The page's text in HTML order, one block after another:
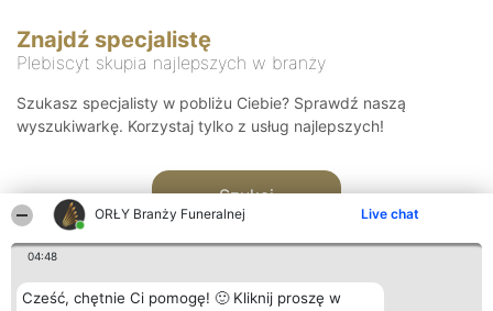
ORŁY Branży Funeralnej Live chat
04:48
Cześć, chętnie Ci pomogę! 🙂 Kliknij proszę w
Znajdź specjalistę
Plebiscyt skupia najlepszych w branży
Szukasz specjalisty w pobliżu Ciebie? Sprawdź naszą
wyszukiwarkę. Korzystaj tylko z usług najlepszych!
Szukaj